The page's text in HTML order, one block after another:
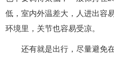
低，室内外温差大，人进出容
环境里，关节也容易受凉。
还有就是出行，尽量避免在